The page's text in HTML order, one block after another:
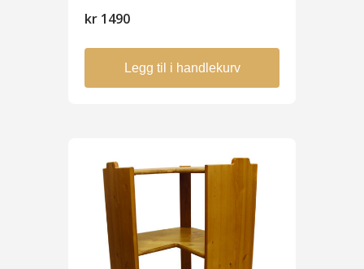
kr 1490
Legg til i handlekurv